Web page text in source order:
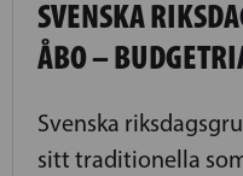
SVENSKA
ÅBO –
Svenska
sitt traditionella